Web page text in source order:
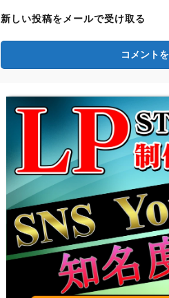
入方法と使い方【バイオハ
【バイオレクイエム】おす
MOD｜衣装を変えるツー
【バイオレクイエム】おす
MOD｜衣装を変えるツー
【バイオハザード9チート
【バイオレクイエム】弾丸
ド不要MODの導入方法と
ド9チート改造】
【バイオレクイエムMOD】
器・便利アイテム一覧｜改
い方【バイオRE4チート】
新しい投稿をメールで受け取る